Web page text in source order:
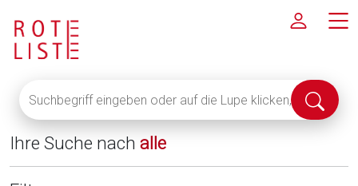
eingeben
oder
auf
die
Suche
Ihre Suche nach alle